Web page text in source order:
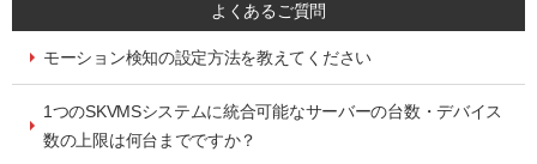
よくあるご質問
モーション検知の設定方法を教えてください
1つのSKVMSシステムに統合可能なサーバーの台数・デバイス
数の上限は何台までですか？